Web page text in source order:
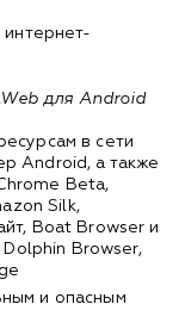
для Android
в сети
Android, а также
Beta,
Silk,
Boat Browser и
Browser,
и опасным